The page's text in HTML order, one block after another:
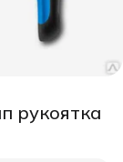
рукоятка